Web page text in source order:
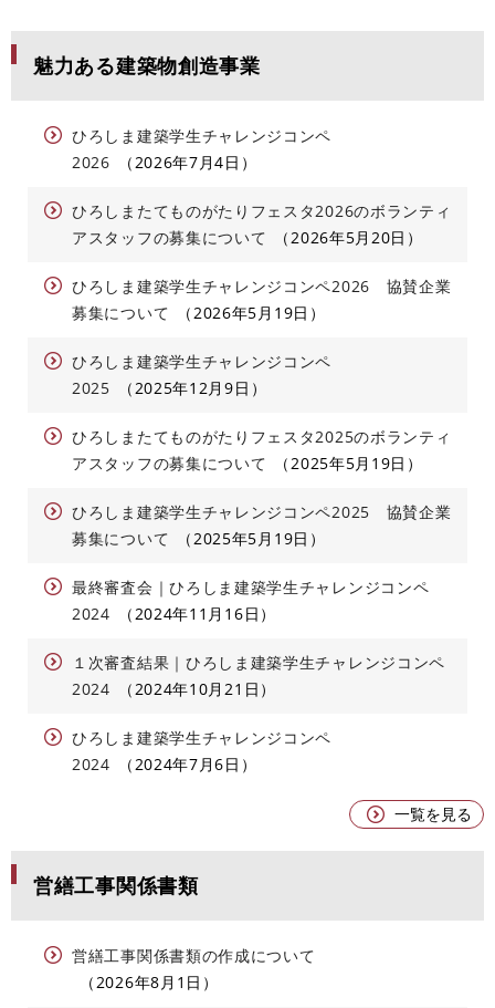
魅力ある建築物創造事業
ひろしま建築学生チャレンジコンペ
2026
2026年7月4日
ひろしまたてものがたりフェスタ2026のボランティ
アスタッフの募集について
2026年5月20日
ひろしま建築学生チャレンジコンペ2026 協賛企業
募集について
2026年5月19日
ひろしま建築学生チャレンジコンペ
2025
2025年12月9日
ひろしまたてものがたりフェスタ2025のボランティ
アスタッフの募集について
2025年5月19日
ひろしま建築学生チャレンジコンペ2025 協賛企業
募集について
2025年5月19日
最終審査会｜ひろしま建築学生チャレンジコンペ
2024
2024年11月16日
１次審査結果｜ひろしま建築学生チャレンジコンペ
2024
2024年10月21日
ひろしま建築学生チャレンジコンペ
2024
2024年7月6日
一覧を見る
営繕工事関係書類
営繕工事関係書類の作成について
2026年8月1日